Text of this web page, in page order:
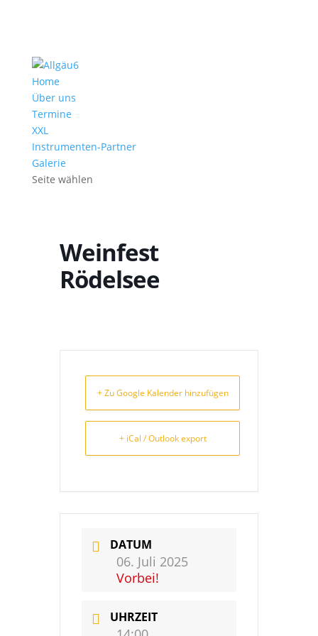
Home
Über uns
Termine
XXL
Instrumenten-Partner
Galerie
Seite wählen
Weinfest
Rödelsee
+ Zu Google Kalender hinzufügen
+ iCal / Outlook export
DATUM
06. Juli 2025
Vorbei!
UHRZEIT